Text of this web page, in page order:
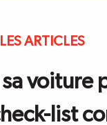
ARTICLES
voiture
list